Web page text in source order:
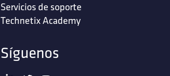
Servicios de soporte ‎
Technetix Academy
Síguenos